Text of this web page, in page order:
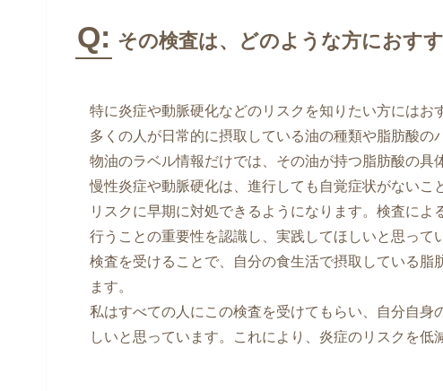
Q: その検査は、どのような方におす
特に炎症や動脈硬化などのリスクを知りたい方にはお
多くの人が日常的に摂取している油の種類や脂肪酸
物油のラベル情報だけでは、その油が持つ脂肪酸の具
慢性炎症や動脈硬化は、進行しても自覚症状がない
リスクに早期に対処できるようになります。検査に
行うことの重要性を認識し、実践してほしいと思って
検査を受けることで、自分の食生活で摂取している
ます。
私はすべての人にこの検査を受けてもらい、自分自
しいと思っています。これにより、炎症のリスクを低